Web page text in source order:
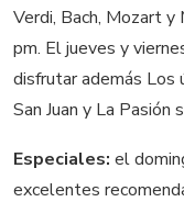
Verdi, Bach, Mozart y
pm. El jueves y
disfrutar además Los
San Juan y La Pasión
Especiales: el
excelentes